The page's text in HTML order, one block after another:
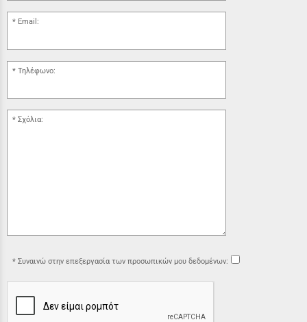
Email:
Τηλέφωνο:
Σχόλια:
Συναινώ στην επεξεργασία των προσωπικών μου δεδομένων: